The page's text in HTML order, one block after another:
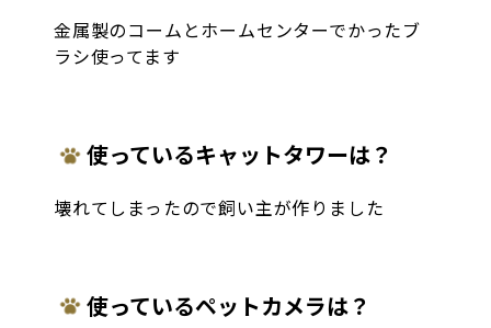
金属製のコームとホームセンターでかったブ
ラシ使ってます
使っているキャットタワーは？
壊れてしまったので飼い主が作りました
使っているペットカメラは？